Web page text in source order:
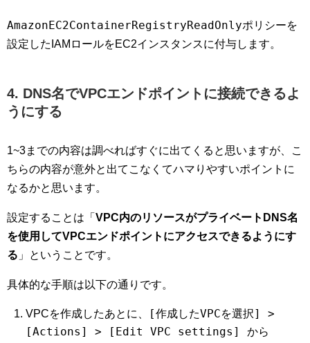
AmazonEC2ContainerRegistryReadOnlyポリシーを
設定したIAMロールをEC2インスタンスに付与します。
4. DNS名でVPCエンドポイントに接続できるよ
うにする
1~3までの内容は調べればすぐに出てくると思いますが、こ
ちらの内容が意外と出てこなくてハマりやすいポイントに
なるかと思います。
設定することは「 VPC内のリソースがプライベートDNS名
を使用してVPCエンドポイントにアクセスできるようにす
る 」ということです。
具体的な手順は以下の通りです。
VPCを作成したあとに、
[作成したVPCを選択] >
[Actions] > [Edit VPC settings] から